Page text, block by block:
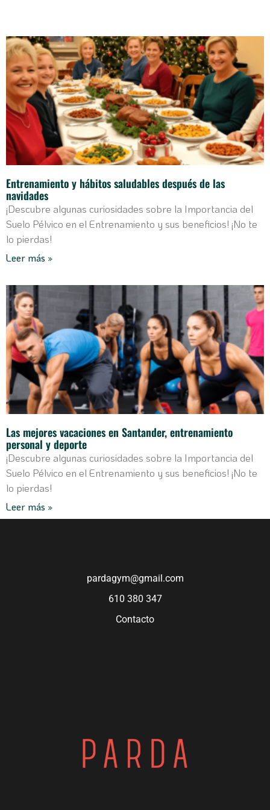
Entrenamiento y hábitos saludables después de las
navidades
¡Descubre algunas curiosidades sobre la Importancia del
Suelo Pélvico en el Entrenamiento y sus beneficios! ¡No te
lo pierdas!
Leer más »
Las mejores vacaciones en Santander, entrenamiento
personal y deporte
¡Descubre algunas curiosidades sobre la Importancia del
Suelo Pélvico en el Entrenamiento y sus beneficios! ¡No te
lo pierdas!
Leer más »
pardagym@gmail.com
610 380 347
Contacto